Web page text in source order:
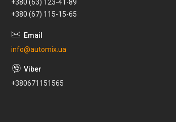
+380 (63) 123-41-89
+380 (67) 115-15-65
info@automix.ua
+380671151565